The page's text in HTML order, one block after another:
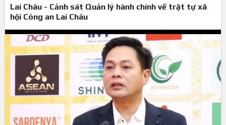
Lai Châu - Cảnh sát Quản lý hành chính về trật tự xã
hội Công an Lai Châu